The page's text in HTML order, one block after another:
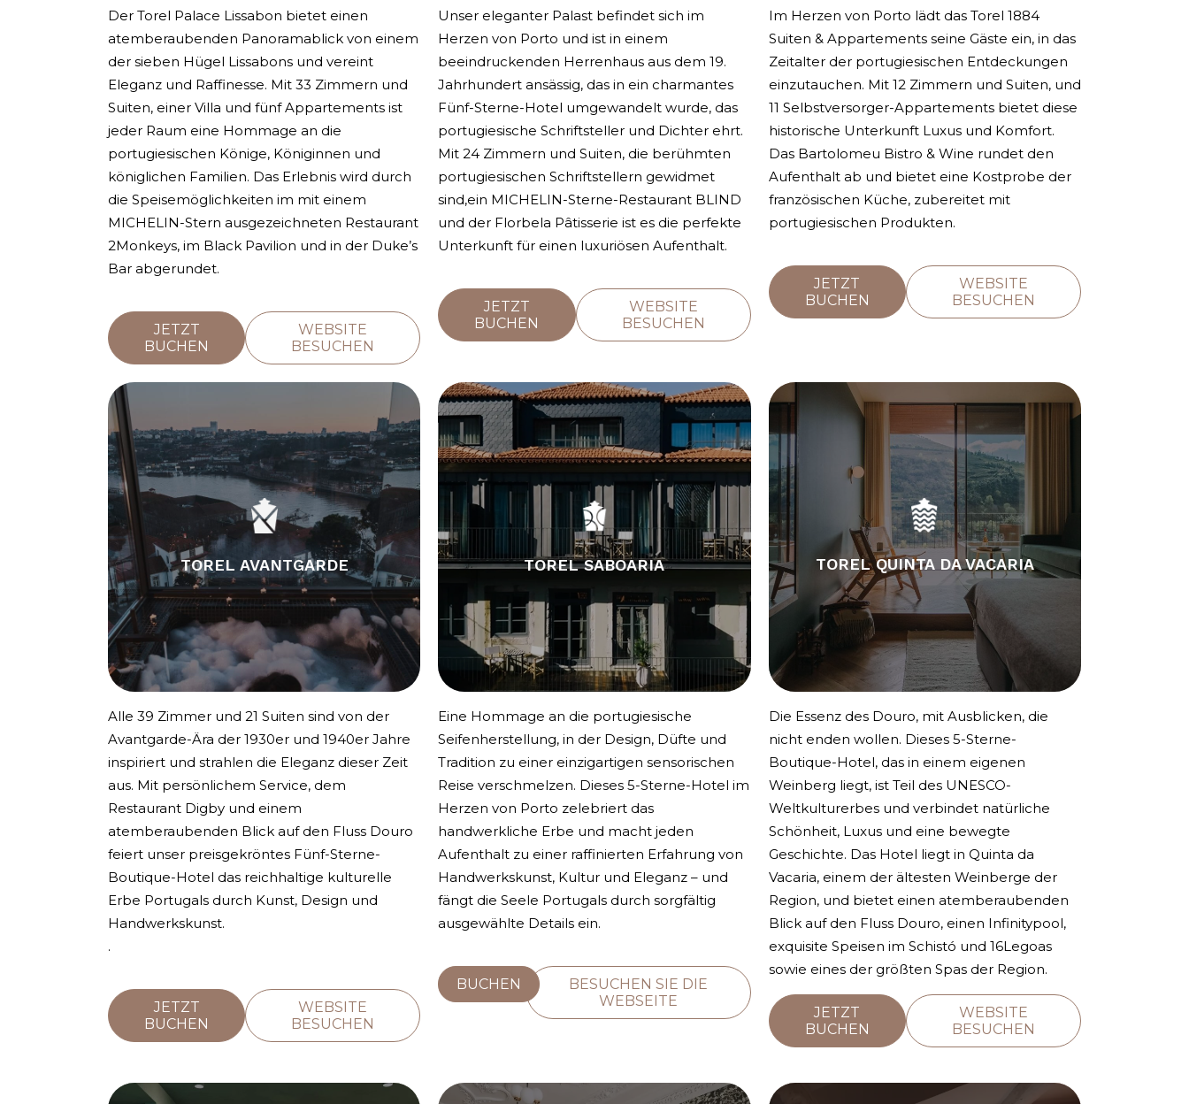
Der Torel Palace Lissabon bietet einen
atemberaubenden Panoramablick von einem
der sieben Hügel Lissabons und vereint
Eleganz und Raffinesse. Mit 33 Zimmern und
Suiten, einer Villa und fünf Appartements ist
jeder Raum eine Hommage an die
portugiesischen Könige, Königinnen und
königlichen Familien. Das Erlebnis wird durch
die Speisemöglichkeiten im mit einem
MICHELIN-Stern ausgezeichneten Restaurant
2Monkeys, im Black Pavilion und in der Duke’s
Bar abgerundet.
JETZT
BUCHEN
WEBSITE
BESUCHEN
Unser eleganter Palast befindet sich im
Herzen von Porto und ist in einem
beeindruckenden Herrenhaus aus dem 19.
Jahrhundert ansässig, das in ein charmantes
Fünf-Sterne-Hotel umgewandelt wurde, das
portugiesische Schriftsteller und Dichter ehrt.
Mit 24 Zimmern und Suiten, die berühmten
portugiesischen Schriftstellern gewidmet
sind,ein MICHELIN-Sterne-Restaurant BLIND
und der Florbela Pâtisserie ist es die perfekte
Unterkunft für einen luxuriösen Aufenthalt.
JETZT
BUCHEN
WEBSITE
BESUCHEN
Im Herzen von Porto lädt das Torel 1884
Suiten & Appartements seine Gäste ein, in das
Zeitalter der portugiesischen Entdeckungen
einzutauchen. Mit 12 Zimmern und Suiten, und
11 Selbstversorger-Appartements bietet diese
historische Unterkunft Luxus und Komfort.
Das Bartolomeu Bistro & Wine rundet den
Aufenthalt ab und bietet eine Kostprobe der
französischen Küche, zubereitet mit
portugiesischen Produkten.
JETZT
BUCHEN
WEBSITE
BESUCHEN
TOREL AVANTGARDE
Alle 39 Zimmer und 21 Suiten sind von der
Avantgarde-Ära der 1930er und 1940er Jahre
inspiriert und strahlen die Eleganz dieser Zeit
aus. Mit persönlichem Service, dem
Restaurant Digby und einem
atemberaubenden Blick auf den Fluss Douro
feiert unser preisgekröntes Fünf-Sterne-
Boutique-Hotel das reichhaltige kulturelle
Erbe Portugals durch Kunst, Design und
Handwerkskunst.
.
JETZT
BUCHEN
WEBSITE
BESUCHEN
TOREL SABOARIA
Eine Hommage an die portugiesische
Seifenherstellung, in der Design, Düfte und
Tradition zu einer einzigartigen sensorischen
Reise verschmelzen. Dieses 5-Sterne-Hotel im
Herzen von Porto zelebriert das
handwerkliche Erbe und macht jeden
Aufenthalt zu einer raffinierten Erfahrung von
Handwerkskunst, Kultur und Eleganz – und
fängt die Seele Portugals durch sorgfältig
ausgewählte Details ein.
BUCHEN
BESUCHEN SIE DIE
WEBSEITE
TOREL QUINTA DA VACARIA
Die Essenz des Douro, mit Ausblicken, die
nicht enden wollen. Dieses 5-Sterne-
Boutique-Hotel, das in einem eigenen
Weinberg liegt, ist Teil des UNESCO-
Weltkulturerbes und verbindet natürliche
Schönheit, Luxus und eine bewegte
Geschichte. Das Hotel liegt in Quinta da
Vacaria, einem der ältesten Weinberge der
Region, und bietet einen atemberaubenden
Blick auf den Fluss Douro, einen Infinitypool,
exquisite Speisen im Schistó und 16Legoas
sowie eines der größten Spas der Region.
JETZT
BUCHEN
WEBSITE
BESUCHEN